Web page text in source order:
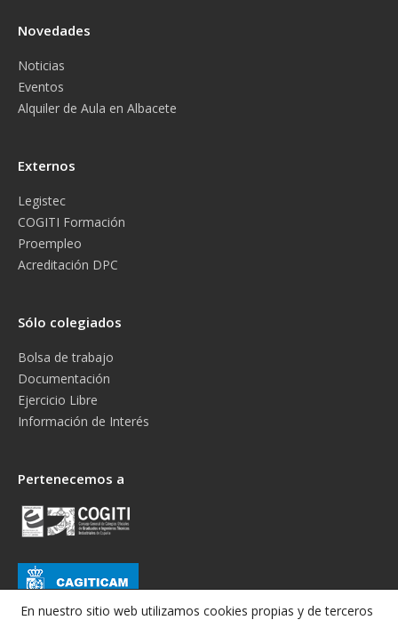
Novedades
Noticias
Eventos
Alquiler de Aula en Albacete
Externos
Legistec
COGITI Formación
Proempleo
Acreditación DPC
Sólo colegiados
Bolsa de trabajo
Documentación
Ejercicio Libre
Información de Interés
Pertenecemos a
En nuestro sitio web utilizamos cookies propias y de terceros